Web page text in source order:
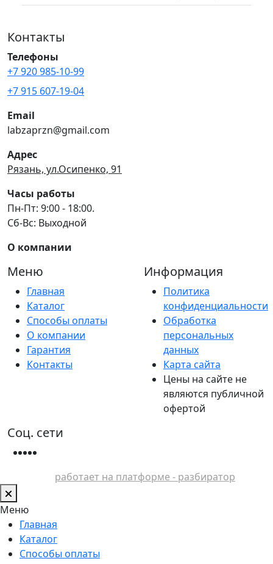
Контакты
Телефоны
+7 920 985-10-99
+7 915 607-19-04
Email
labzaprzn@gmail.com
Адрес
Рязань, ул.Осипенко, 91
Часы работы
Пн-Пт: 9:00 - 18:00.
Сб-Вс: Выходной
О компании
Меню
Главная
Каталог
Способы оплаты
О компании
Гарантия
Контакты
Информация
Политика
конфиденциальности
Обработка
персональных
данных
Карта сайта
Цены на сайте не
являются публичной
офертой
Соц. сети
работает на платформе - разбиратор
Меню
Главная
Каталог
Способы оплаты